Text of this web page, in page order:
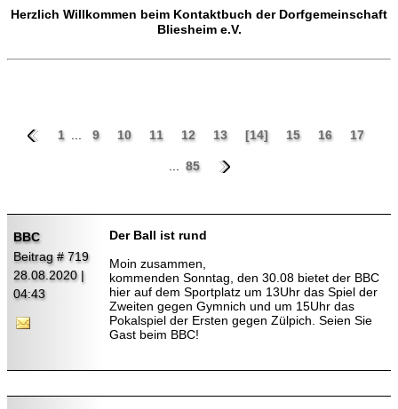
Herzlich Willkommen beim Kontaktbuch der Dorfgemeinschaft
Bliesheim e.V.
1 9 10 11 12 13 [14] 15 16 17
85
BBC
Beitrag # 719
28.08.2020 |
04:43
Der Ball ist rund
Moin zusammen,
kommenden Sonntag, den 30.08 bietet der BBC
hier auf dem Sportplatz um 13Uhr das Spiel der
Zweiten gegen Gymnich und um 15Uhr das
Pokalspiel der Ersten gegen Zülpich. Seien Sie
Gast beim BBC!